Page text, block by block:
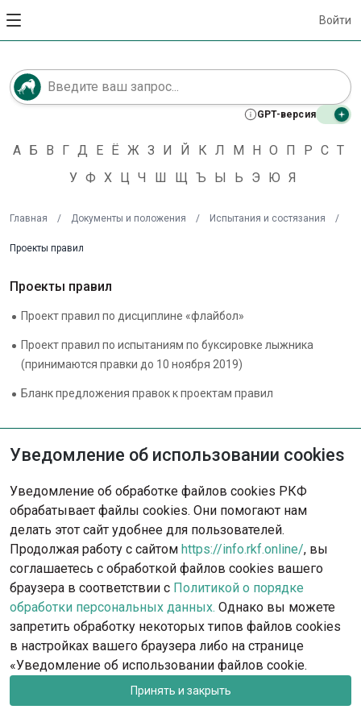
Войти
GPT-версия
А Б В Г Д Е Ё Ж З И Й К Л М Н О П Р С Т
У Ф Х Ц Ч Ш Щ Ъ Ы Ь Э Ю Я
Главная / Документы и положения / Испытания и состязания /
Проекты правил
Проекты правил
Проект правил по дисциплине «флайбол»
Проект правил по испытаниям по буксировке лыжника
(принимаются правки до 10 ноября 2019)
Бланк предложения правок к проектам правил
rkf@rkf.org.ru
Москва, ул. Гостиничная, д.9
Запись на посещение офиса РКФ и федераций
Уведомление об использовании cookies
Уведомление об обработке файлов cookies РКФ
обрабатывает файлы cookies. Они помогают нам
делать этот сайт удобнее для пользователей.
Продолжая работу с сайтом https://info.rkf.online/, вы
соглашаетесь с обработкой файлов cookies вашего
браузера в соответствии с Политикой о порядке
обработки персональных данных. Однако вы можете
запретить обработку некоторых типов файлов cookies
в настройках вашего браузера либо на странице
«Уведомление об использовании файлов cookie.
Принять и закрыть